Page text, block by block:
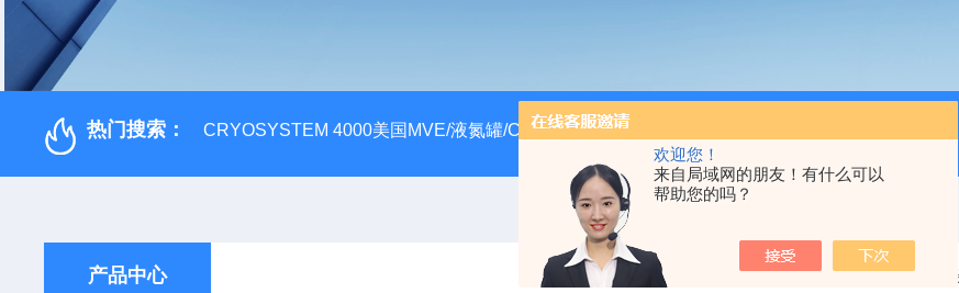
欢迎您！
来自局域网的朋友！有什么可以
帮助您的吗？
热门搜索： CRYOSYSTEM 4000美国MVE/液氮罐/CRYOSYSTEM 4000 美国
产品中心 当前位置： 产品中心 过滤器